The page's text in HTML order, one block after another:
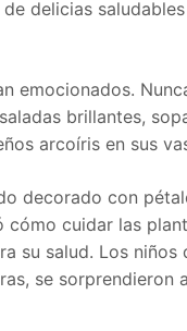
delicias
emocionados.
brillantes,
arcoíris en sus
decorado con
cómo cuidar las
su salud. Los niños
se sorprendieron